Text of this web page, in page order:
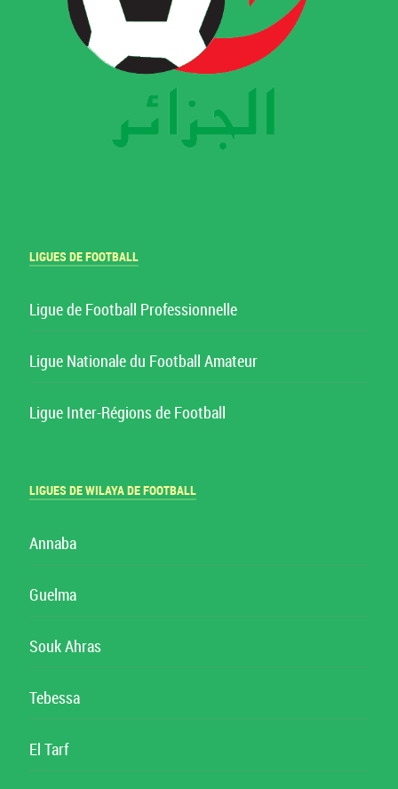
LIGUES DE FOOTBALL
Ligue de Football Professionnelle
Ligue Nationale du Football Amateur
Ligue Inter-Régions de Football
LIGUES DE WILAYA DE FOOTBALL
Annaba
Guelma
Souk Ahras
Tebessa
El Tarf